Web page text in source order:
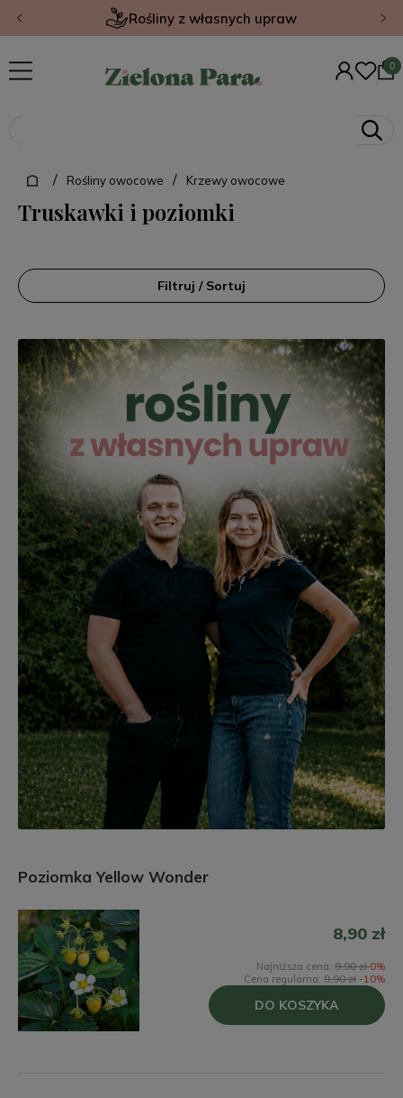
Rośliny z własnych upraw
/ Rośliny owocowe / Krzewy owocowe
Truskawki i poziomki
Filtruj / Sortuj
Poziomka Yellow Wonder
8,90 zł
Najniższa cena: 9,90 zł0%
Cena regularna: 9,90 zł -10%
DO KOSZYKA